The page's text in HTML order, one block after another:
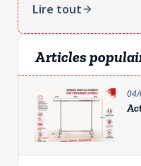
Lire toutarrow_forward
Articles